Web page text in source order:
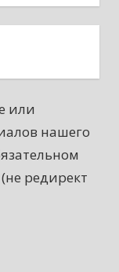
или
нашего
редирект